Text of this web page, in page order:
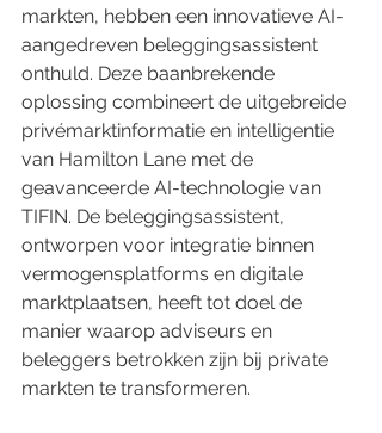
markten, hebben een innovatieve AI-
aangedreven beleggingsassistent
onthuld. Deze baanbrekende
oplossing combineert de uitgebreide
privémarktinformatie en intelligentie
van Hamilton Lane met de
geavanceerde AI-technologie van
TIFIN. De beleggingsassistent,
ontworpen voor integratie binnen
vermogensplatforms en digitale
marktplaatsen, heeft tot doel de
manier waarop adviseurs en
beleggers betrokken zijn bij private
markten te transformeren.